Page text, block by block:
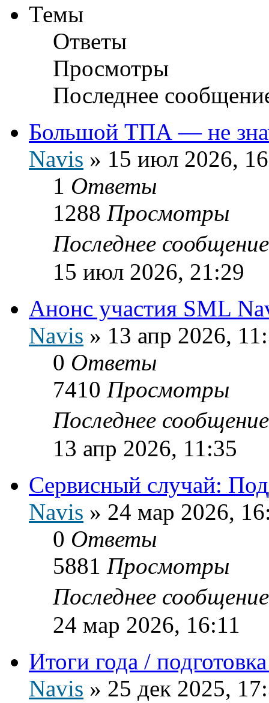
Темы
Ответы
Просмотры
Последнее
Большой ТПА — не
Navis » 15 июл 2026,
1 Ответы
1288 Просмотры
Последнее
15 июл 2026, 21:29
Анонс участия SML
Navis » 13 апр 2026,
0 Ответы
7410 Просмотры
Последнее
13 апр 2026, 11:35
Сервисный случай:
Navis » 24 мар 2026,
0 Ответы
5881 Просмотры
Последнее
24 мар 2026, 16:11
Итоги года /
Navis » 25 дек 2025,